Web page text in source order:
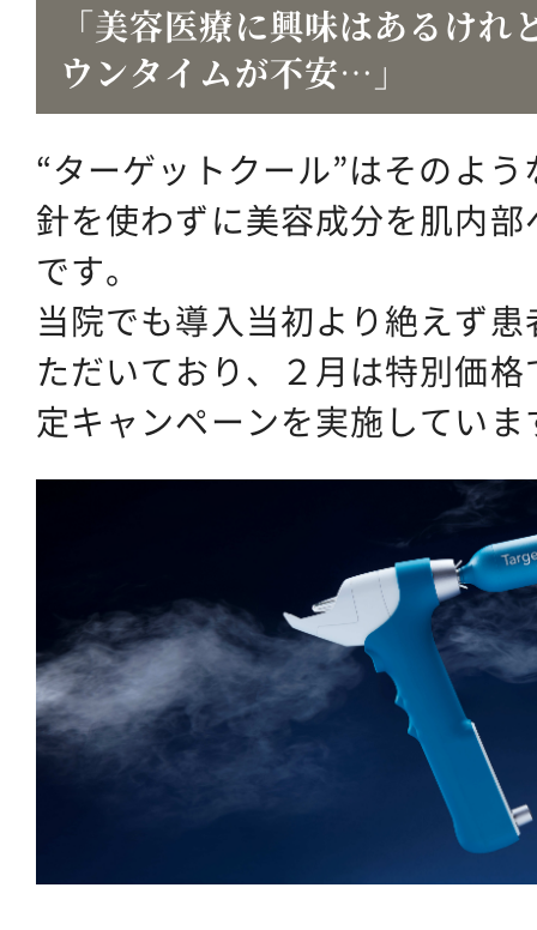
「美容医療に興味はあるけ
ウンタイムが不安…」
“ターゲットクール”はそのよ
針を使わずに美容成分を肌内
です。
当院でも導入当初より絶えず
ただいており、２月は特別価
定キャンペーンを実施していま